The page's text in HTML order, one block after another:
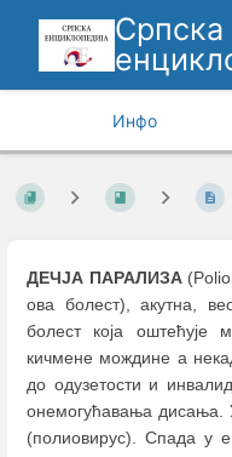
Српска
Инфо
ДЕЧЈА ПАРАЛИЗА
ова болест), акутна,
болест која оштећује
кичмене мождине а
до одузетости и
онемогућавања дисања.
(полиовирус). Спада у